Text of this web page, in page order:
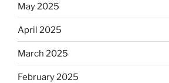
May 2025
April 2025
March 2025
February 2025